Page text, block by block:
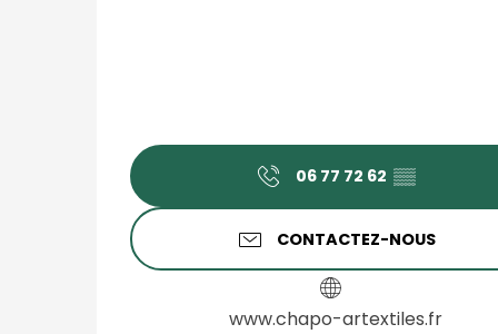
06 77 72 62 ▒▒
CONTACTEZ-NOUS
www.chapo-artextiles.fr